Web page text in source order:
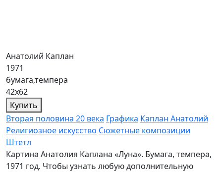
Анатолий Каплан
1971
бумага,темпера
42х62
Купить
Вторая половина 20 века Графика Каплан Анатолий
Религиозное искусство Сюжетные композиции
Штетл
Картина Анатолия Каплана «Луна». Бумага, темпера,
1971 год. Чтобы узнать любую дополнительную